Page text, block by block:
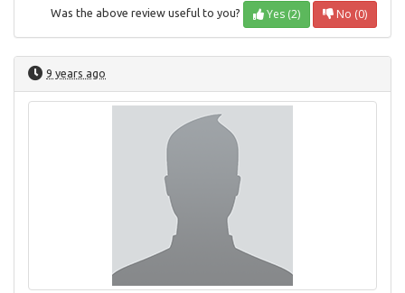
Was the above review useful to you? Yes (2) No (0)
9 years ago